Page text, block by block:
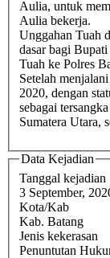
Aulia, untuk
Aulia bekerja.
Unggahan Tuah
dasar bagi Bupati
Tuah ke Polres
Setelah
2020, dengan
sebagai
Sumatera Utara,
Data Kejadian
Tanggal kejadian
3 September,
Kota/Kab
Kab. Batang
Jenis kekerasan
Penuntutan